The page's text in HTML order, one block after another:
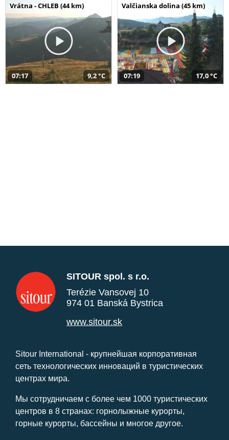
Vrátna - CHLEB (44 km)
07:17 9,2 °C
Valčianska dolina (45 km)
07:19 17,0 °C
SITOUR spol. s r.o.
Terézie Vansovej 10
974 01 Banská Bystrica
www.sitour.sk
Sitour International - крупнейшая корпоративная
сеть технологических инноваций в туристических
центрах мира.
Мы сотрудничаем с более чем 1000 туристических
центров в 8 странах: горнолыжные курорты,
горные курорты, бассейны и многое другое.